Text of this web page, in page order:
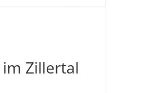
im Zillertal